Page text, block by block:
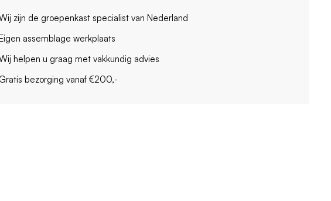
zijn de groepenkast specialist van Nederland
assemblage werkplaats
helpen u graag met vakkundig advies
Gratis bezorging vanaf €200,-